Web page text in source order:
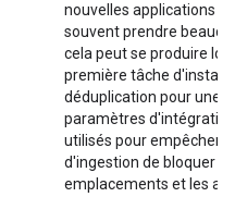
nouvelles applications
souvent prendre
cela peut se produire
première tâche
déduplication pour une
paramètres
utilisés pour empêcher
d'ingestion de bloquer
emplacements et les